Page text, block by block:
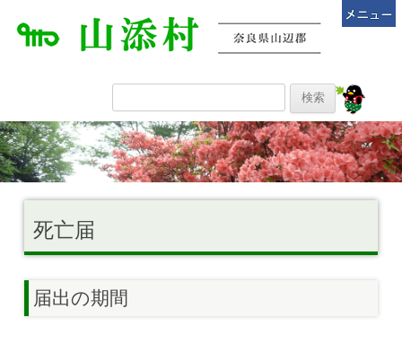
死亡届
届出の期間